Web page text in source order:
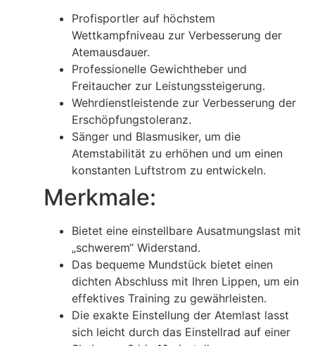
Profisportler auf höchstem
Wettkampfniveau zur Verbesserung der
Atemausdauer.
Professionelle Gewichtheber und
Freitaucher zur Leistungssteigerung.
Wehrdienstleistende zur Verbesserung der
Erschöpfungstoleranz.
Sänger und Blasmusiker, um die
Atemstabilität zu erhöhen und um einen
konstanten Luftstrom zu entwickeln.
Merkmale:
Bietet eine einstellbare Ausatmungslast mit
„schwerem“ Widerstand.
Das bequeme Mundstück bietet einen
dichten Abschluss mit Ihren Lippen, um ein
effektives Training zu gewährleisten.
Die exakte Einstellung der Atemlast lasst
sich leicht durch das Einstellrad auf einer